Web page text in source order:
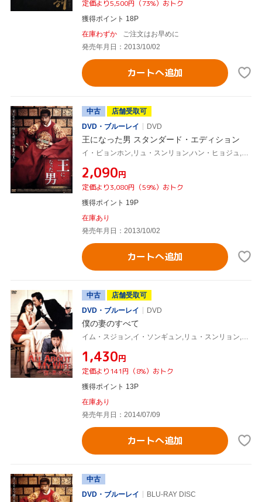
定価より5,500円（73%）おトク
獲得ポイント 18P
在庫わずか
ご注文はお早めに
発売年月日：2013/10/02
カートへ追加
中古
店舗受取可
DVD・ブルーレイ
DVD
王になった男 スタンダード・エディション
¥2,090円
定価より3,080円（59%）おトク
獲得ポイント 19P
在庫あり
発売年月日：2013/10/02
カートへ追加
中古
店舗受取可
DVD・ブルーレイ
DVD
僕の妻のすべて
¥1,430円
定価より141円（8%）おトク
獲得ポイント 13P
在庫あり
発売年月日：2014/07/09
カートへ追加
中古
DVD・ブルーレイ
BLU-RAY DISC